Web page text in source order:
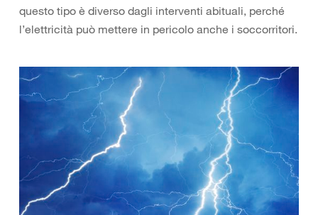
questo tipo è diverso dagli interventi abituali, perché
l’elettricità può mettere in pericolo anche i soccorritori.